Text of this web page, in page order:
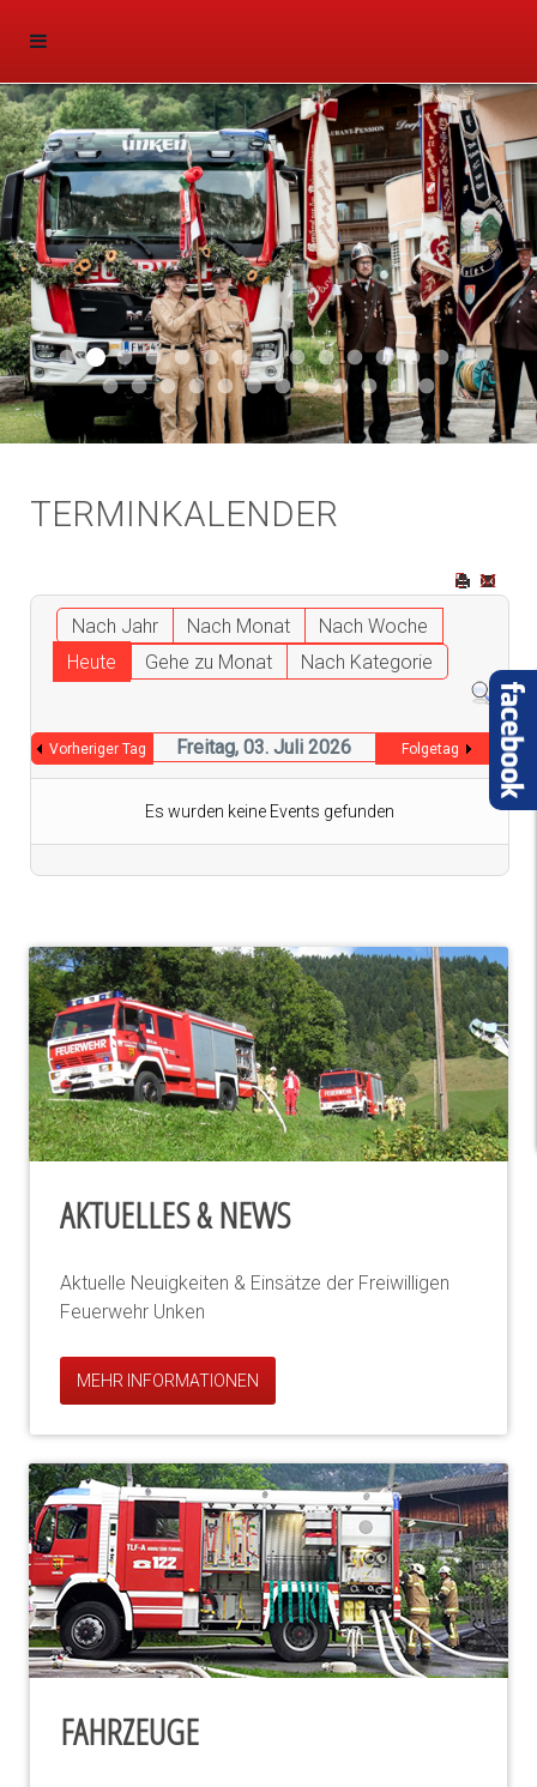
Aktuell 046
Aktuell 047
Start 011Aktuell 044
Aktuell 043
Aktuell 041
Aktuell 042
Aktuell 035
Aktuell 031
Aktuell 032
Aktuell 033
Aktuell 029
Aktuell 027
Aktuell 026
Start
Aktuell 024
Aktuell 019
Auto 010Start 010Start 002
Auto 002
Auto 009Auto 006Start 008
Start 005Start 003Start 006
TERMINKALENDER
Nach Jahr Nach Monat
Nach Woche
Heute
Gehe zu Monat Nach Kategorie
Vorheriger Tag Freitag, 03. Juli 2026 Folgetag
Es wurden keine Events gefunden
AKTUELLES & NEWS
Aktuelle Neuigkeiten & Einsätze der Freiwilligen
Feuerwehr Unken
MEHR INFORMATIONEN
FAHRZEUGE